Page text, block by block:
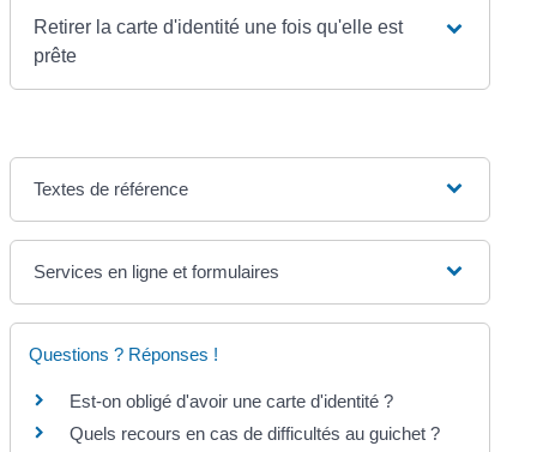
Retirer la carte d'identité une fois qu'elle est
prête
Textes de référence
Services en ligne et formulaires
Questions ? Réponses !
Est-on obligé d'avoir une carte d'identité ?
Quels recours en cas de difficultés au guichet ?